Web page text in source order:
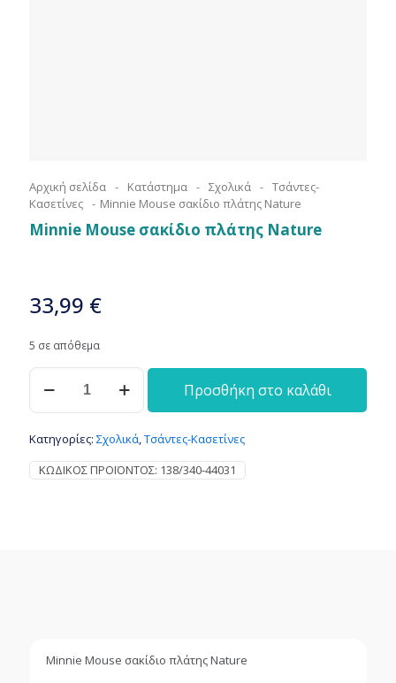
Αρχική σελίδα - Κατάστημα - Σχολικά - Τσάντες-
Κασετίνες - Minnie Mouse σακίδιο πλάτης Nature
Minnie Mouse σακίδιο πλάτης Nature
33,99 €
5 σε απόθεμα
Minnie
Mouse
σακίδιο
Nature
ποσότητα
Προσθήκη στο καλάθι
Κατηγορίες: Σχολικά,Τσάντες-Κασετίνες
ΚΩΔΙΚΌΣ ΠΡΟΪΌΝΤΟΣ: 138/340-44031
Minnie Mouse σακίδιο πλάτης Nature